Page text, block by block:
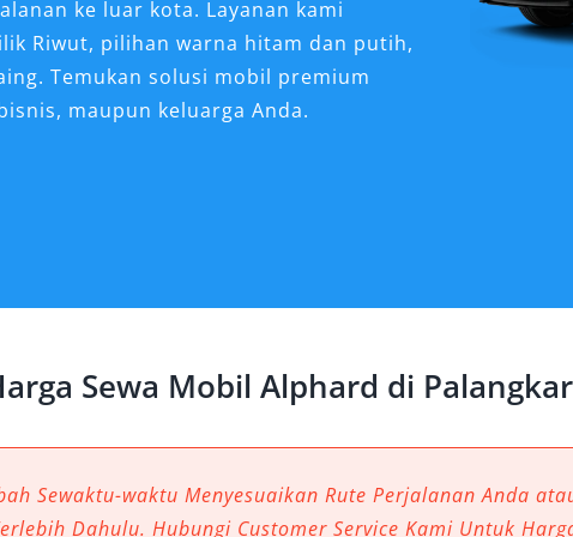
ke luar kota. Layanan kami
Riwut, pilihan warna hitam dan putih,
Temukan solusi mobil premium
maupun keluarga Anda.
citra profesional dan kenyamanan
transportasi, tetapi solusi premium
Anda.
Sewa Mobil Alphard di
Sewaktu-waktu Menyesuaikan Rute Perjalanan Anda
Dahulu. Hubungi Customer Service Kami Untuk